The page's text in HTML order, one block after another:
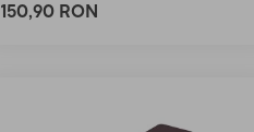
150,90 RON